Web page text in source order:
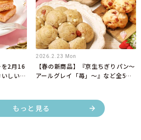
を2月16
しいさ
2026.2.23 Mon
【春の新商品】『京生ちぎりパン～
アールグレイ「苺」～』など全5商
もっと見る